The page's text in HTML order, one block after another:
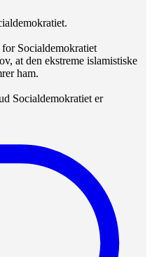
Socialdemokratiet
at den ekstreme islamistiske
ham.
Socialdemokratiet er